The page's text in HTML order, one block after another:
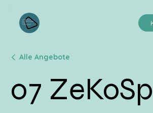
07 ZeKoSp
Alle Angebote